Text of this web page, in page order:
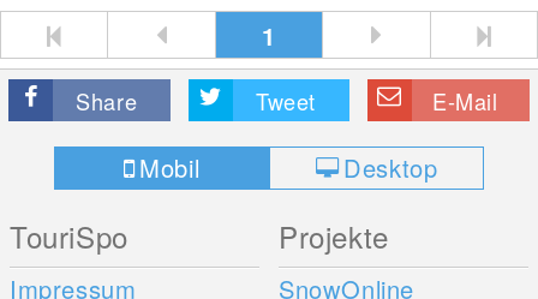
1
Share Tweet E-Mail
Mobil Desktop
TouriSpo
Impressum
Projekte
SnowOnline